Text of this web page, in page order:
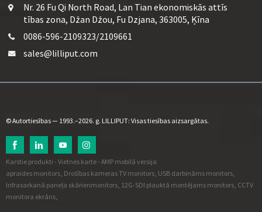
Nr. 26 Fu Qi North Road, Lan Tian ekonomiskās attīs
tības zona, Džan Džou, Fu Dzjana, 363005, Ķīna
0086-596-2109323/2109661
sales@lilliput.com
© Autortiesības — 1993.–2026. g. LILLIPUT: Visas tiesības aizsargātas.
Karstie produkti - Vietnes karte- AMP mobilā versija
apraides monitors Drošības kameras TV monitors USB darbināms monitors
Infrasarkanā paneļa skārienmonitors 12G-SDI plauktā montējams monitors CCTV
monitora ekrāns